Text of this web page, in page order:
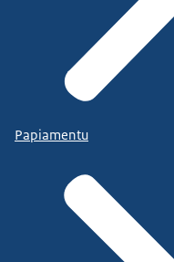
Papiamentu